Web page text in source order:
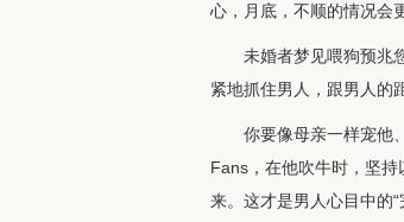
心，月底，不顺的情况会
未婚者梦见喂狗预兆
紧地抓住男人，跟男人的
你要像母亲一样宠他
Fans，在他吹牛时，坚持
来。这才是男人心目中的“